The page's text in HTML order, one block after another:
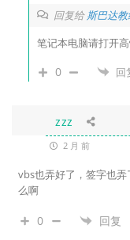
回复给斯巴达
笔记本电脑请打开
0 回
zzz
2 月 前
vbs也弄好了，签字也
么啊
0 回复